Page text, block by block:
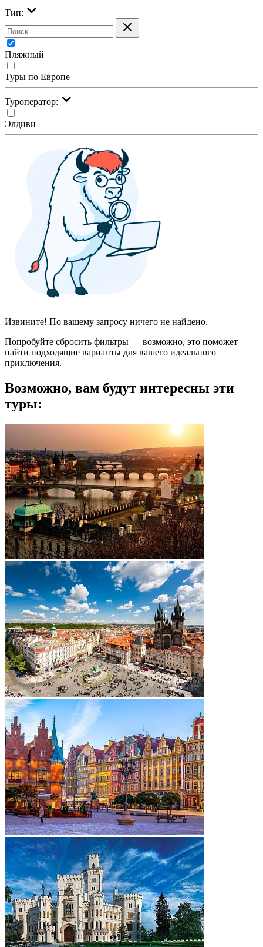
Тип:
Пляжный
Туры по Европе
Туроператор:
Элдиви
Извините! По вашему запросу ничего не найдено.
Попробуйте сбросить фильтры — возможно, это поможет
найти подходящие варианты для вашего идеального
приключения.
Возможно, вам будут интересны эти
туры: